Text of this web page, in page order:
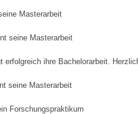
Masterarbeit
seine Masterarbeit
erfolgreich ihre Bachelorarbeit.
seine Masterarbeit
Forschungspraktikum